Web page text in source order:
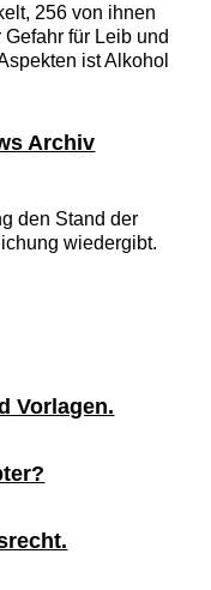
256 von ihnen
für Leib und
ist Alkohol
Archiv
den Stand der
wiedergibt.
Vorlagen.